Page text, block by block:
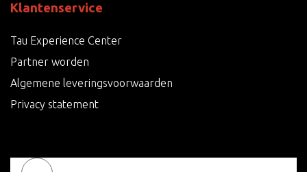
Klantenservice
Tau Experience Center
Partner worden
Algemene leveringsvoorwaarden
Privacy statement